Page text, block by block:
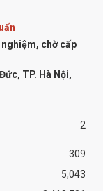
chờ cấp
TP. Hà Nội,
2
309
5,043